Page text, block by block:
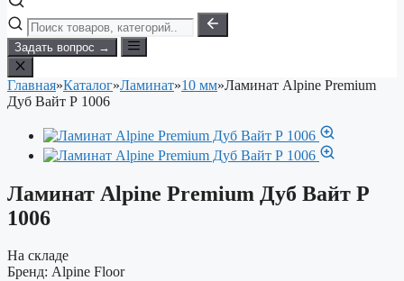
Задать вопрос →
Главная»Каталог»Ламинат»10 мм»Ламинат Alpine Premium
Дуб Вайт Р 1006
Ламинат Alpine Premium Дуб Вайт Р
1006
На складе
Бренд: Alpine Floor